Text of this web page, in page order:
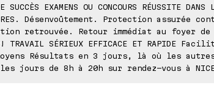
SUCCÈS EXAMENS OU CONCOURS RÉUSSITE DANS
Désenvoûtement. Protection assurée
retrouvée. Retour immédiat au foyer de
TRAVAIL SÉRIEUX EFFICACE ET RAPIDE
Résultats en 3 jours, là où les
jours de 8h à 20h sur rendez-vous à NICE